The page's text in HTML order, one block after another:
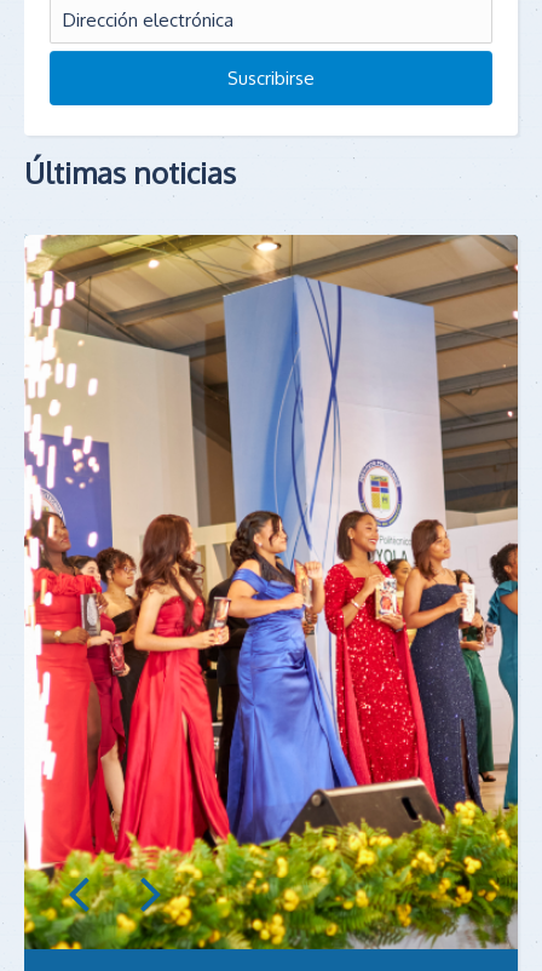
Últimas noticias